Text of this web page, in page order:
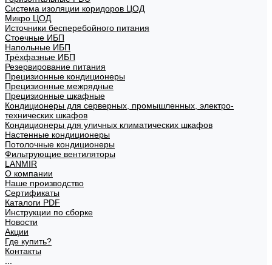
Система изоляции коридоров ЦОД
Микро ЦОД
Источники бесперебойного питания
Стоечные ИБП
Напольные ИБП
Трёхфазные ИБП
Резервирование питания
Прецизионные кондиционеры
Прецизионные межрядные
Прецизионные шкафные
Кондиционеры для серверных, промышленных, электро-
технических шкафов
Кондиционеры для уличных климатических шкафов
Настенные кондиционеры
Потолочные кондиционеры
Фильтрующие вентиляторы
LANMIR
О компании
Наше производство
Сертификаты
Каталоги PDF
Инструкции по сборке
Новости
Акции
Где купить?
Контакты